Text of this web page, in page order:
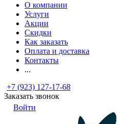
О компании
Услуги
Акции
Скидки
Как заказать
Оплата и доставка
Контакты
...
+7 (923) 127-17-68
Заказать звонок
Войти